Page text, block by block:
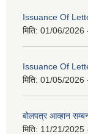
Issuance Of
मिति: 01/06/2026
Issuance Of
मिति: 01/05/2026
बोलपत्र आव्हान
मिति: 11/21/2025